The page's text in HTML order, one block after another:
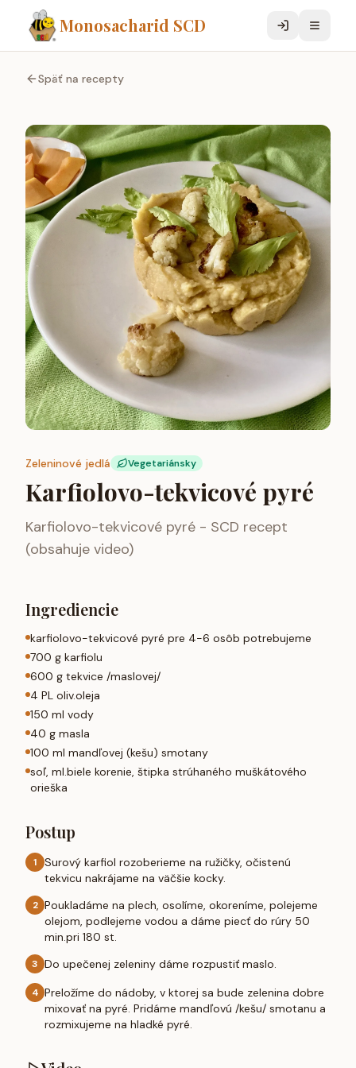
Monosacharid SCD
Späť na recepty
Zeleninové jedlá Vegetariánsky
Karfiolovo-tekvicové pyré
Karfiolovo-tekvicové pyré - SCD recept
(obsahuje video)
Ingrediencie
karfiolovo-tekvicové pyré pre 4-6 osôb potrebujeme
700 g karfiolu
600 g tekvice /maslovej/
4 PL oliv.oleja
150 ml vody
40 g masla
100 ml mandľovej (kešu) smotany
soľ, ml.biele korenie, štipka strúhaného muškátového
orieška
Postup
1
Surový karfiol rozoberieme na ružičky, očistenú
tekvicu nakrájame na väčšie kocky.
2 Poukladáme na plech, osolíme, okoreníme, polejeme
olejom, podlejeme vodou a dáme piecť do rúry 50
min.pri 180 st.
3 Do upečenej zeleniny dáme rozpustiť maslo.
4 Preložíme do nádoby, v ktorej sa bude zelenina dobre
mixovať na pyré. Pridáme mandľovú /kešu/ smotanu a
rozmixujeme na hladké pyré.